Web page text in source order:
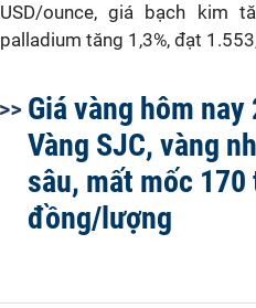
USD/ounce, giá bạch kim
palladium tăng 1,3%, đạt
Giá vàng hôm nay
Vàng SJC, vàng
sâu, mất mốc 170
đồng/lượng